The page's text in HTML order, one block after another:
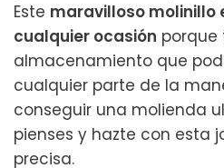
Este maravilloso molinillo
cualquier ocasión porque
almacenamiento que
cualquier parte de la
conseguir una molienda
pienses y hazte con esta
precisa.